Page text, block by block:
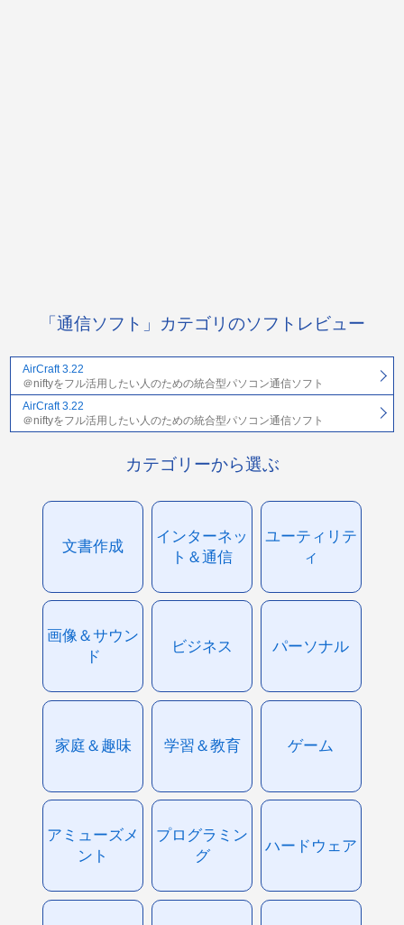
「通信ソフト」カテゴリのソフトレビュー
AirCraft 3.22
＠niftyをフル活用したい人のための統合型パソコン通信ソフト
AirCraft 3.22
＠niftyをフル活用したい人のための統合型パソコン通信ソフト
カテゴリーから選ぶ
文書作成
インターネッ
ト＆通信
ユーティリテ
ィ
画像＆サウン
ド
ビジネス パーソナル
家庭＆趣味 学習＆教育 ゲーム
アミューズメ
ント
プログラミン
グ
ハードウェア